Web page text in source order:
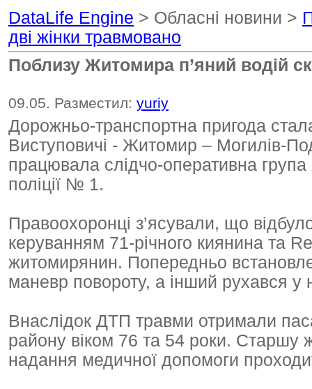
DataLife Engine > Обласні новини >
дві жінки травмовано
Поблизу Житомира п’яний водій
09.05. Разместил: yuriy
Дорожньо-транспортна пригода
Виступовичі - Житомир – Могилів-
працювала слідчо-оперативна
поліції № 1.
Правоохоронці з’ясували, що
керуванням 71-річного киянина та
житомирянин. Попередньо
маневр повороту, а інший рухався у
Внаслідок ДТП травми отримали
району віком 76 та 54 роки. Старшу
надання медичної допомоги